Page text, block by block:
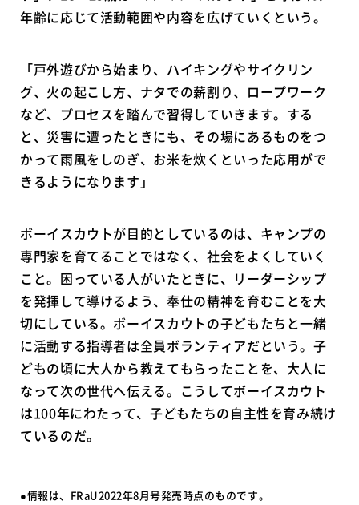
年齢に応じて活動範囲や内容を広げていくという。
「戸外遊びから始まり、ハイキングやサイクリン
グ、火の起こし方、ナタでの薪割り、ロープワーク
など、プロセスを踏んで習得していきます。する
と、災害に遭ったときにも、その場にあるものをつ
かって雨風をしのぎ、お米を炊くといった応用がで
きるようになります」
ボーイスカウトが目的としているのは、キャンプの
専門家を育てることではなく、社会をよくしていく
こと。困っている人がいたときに、リーダーシップ
を発揮して導けるよう、奉仕の精神を育むことを大
切にしている。ボーイスカウトの子どもたちと一緒
に活動する指導者は全員ボランティアだという。子
どもの頃に大人から教えてもらったことを、大人に
なって次の世代へ伝える。こうしてボーイスカウト
は100年にわたって、子どもたちの自主性を育み続け
ているのだ。
●情報は、FRaU2022年8月号発売時点のものです。